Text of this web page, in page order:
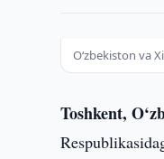
Oʻzbekiston va
Toshkent,